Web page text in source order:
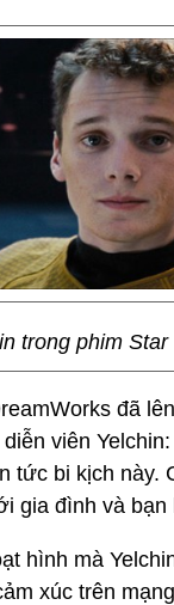
trong phim Star
đã
viên
tức bi kịch này.
gia đình và bạn
hình mà
xúc trên